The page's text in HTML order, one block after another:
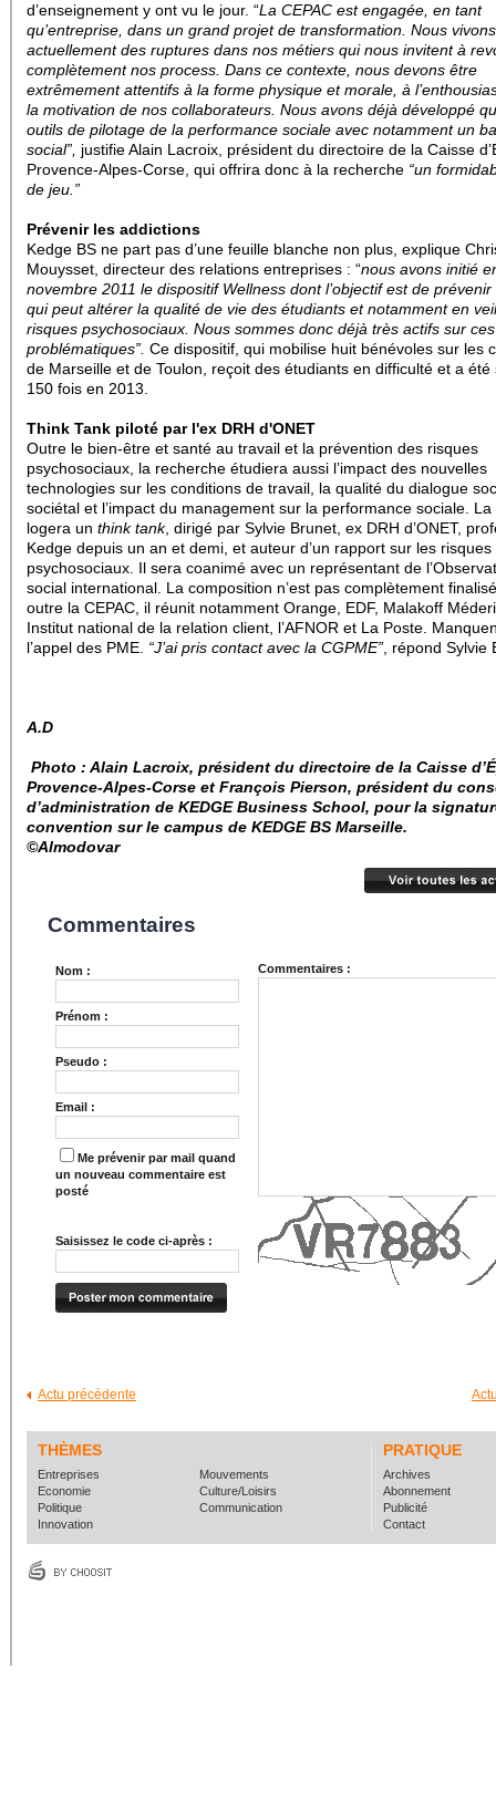
d’enseignement y ont vu le jour. “La CEPAC est engagée, en tant
qu’entreprise, dans un grand projet de transformation. Nous vivons
actuellement des ruptures dans nos métiers qui nous invitent à
complètement nos process. Dans ce contexte, nous devons être
extrêmement attentifs à la forme physique et morale, à
la motivation de nos collaborateurs. Nous avons déjà développé
outils de pilotage de la performance sociale avec notamment un
social”, justifie Alain Lacroix, président du directoire de la Caisse
Provence-Alpes-Corse, qui offrira donc à la recherche “un
de jeu.”
Prévenir les addictions
Kedge BS ne part pas d’une feuille blanche non plus, explique
Mouysset, directeur des relations entreprises : “nous avons initié
novembre 2011 le dispositif Wellness dont l’objectif est de
qui peut altérer la qualité de vie des étudiants et notamment en
risques psychosociaux. Nous sommes donc déjà très actifs sur ces
problématiques”. Ce dispositif, qui mobilise huit bénévoles sur les
de Marseille et de Toulon, reçoit des étudiants en difficulté et a été
150 fois en 2013.
Think Tank piloté par l'ex DRH d'ONET
Outre le bien-être et santé au travail et la prévention des risques
psychosociaux, la recherche étudiera aussi l’impact des nouvelles
technologies sur les conditions de travail, la qualité du dialogue
sociétal et l’impact du management sur la performance sociale. La
logera un think tank, dirigé par Sylvie Brunet, ex DRH d’ONET,
Kedge depuis un an et demi, et auteur d’un rapport sur les risques
psychosociaux. Il sera coanimé avec un représentant de
social international. La composition n’est pas complètement
outre la CEPAC, il réunit notamment Orange, EDF, Malakoff
Institut national de la relation client, l’AFNOR et La Poste.
l’appel des PME. “J’ai pris contact avec la CGPME” , répond Sylvie
A.D
Photo : Alain Lacroix, président du directoire de la Caisse
Provence-Alpes-Corse et François Pierson, président du
d’administration de KEDGE Business School, pour la
convention sur le campus de KEDGE BS Marseille.
©Almodovar
Commentaires
Nom :
Prénom :
Pseudo :
Email :
Me prévenir par mail quand
un nouveau commentaire est
posté
Saisissez le code ci-après :
Commentaires :
Actu précédente
THÈMES PRATIQUE
Entreprises
Economie
Politique
Innovation
Mouvements
Culture/Loisirs
Communication
Archives
Abonnement
Publicité
Contact